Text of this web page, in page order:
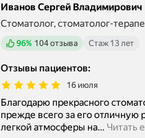
Иванов Сергей Владимирович
Стоматолог, стоматолог-
Положительных отзывов
96% 104 отзыва Стаж 13 лет
Отзывы пациентов:
16 июля
Благодарю прекрасного стоматолога Иванова
прежде всего за его отличную
легкой атмосферы на… Читать